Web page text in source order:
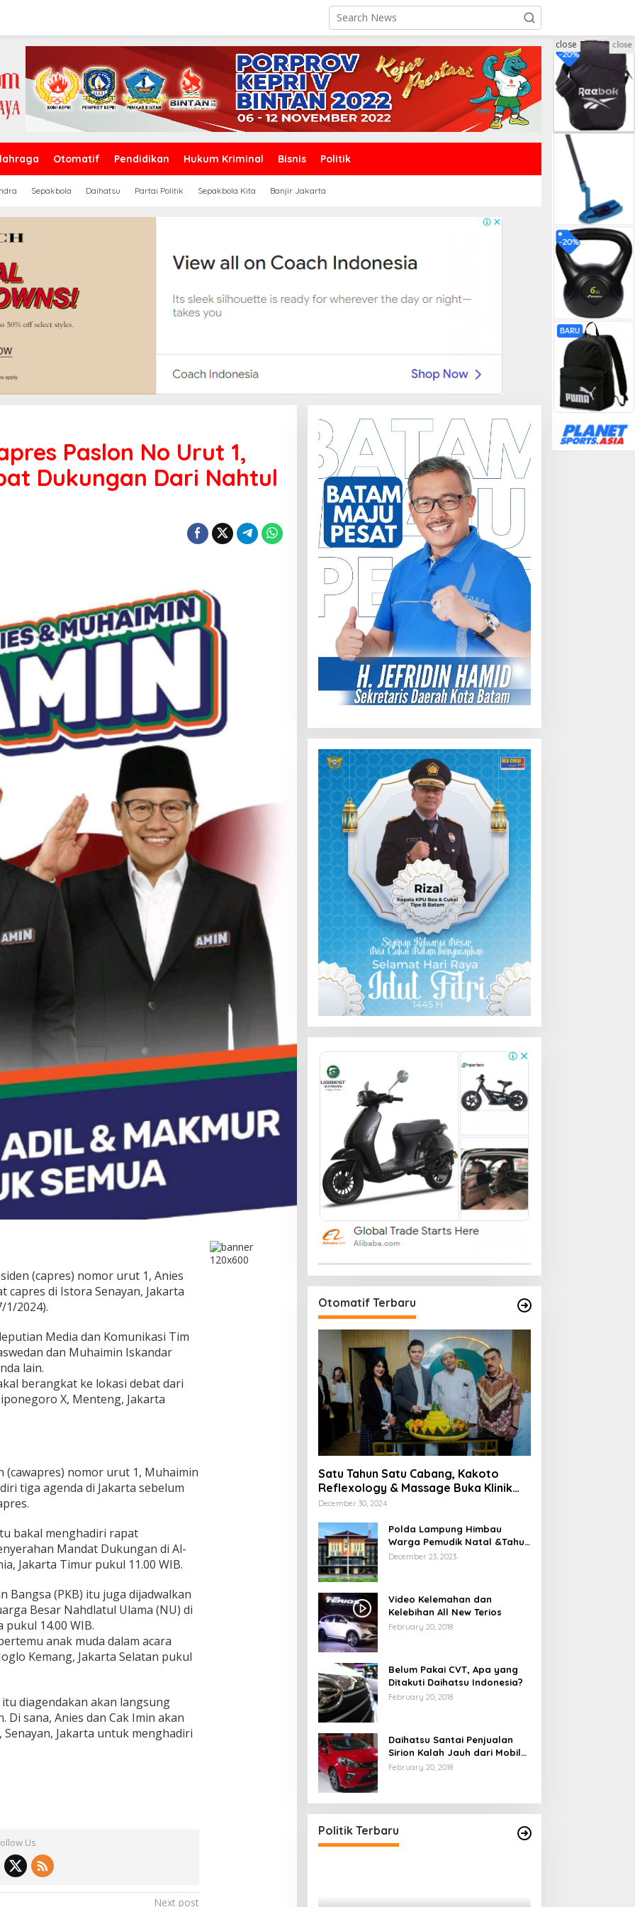
Otomatif Pendidikan Hukum Kriminal Bisnis Politik
Sepakbola Daihatsu Partai Politik Sepakbola Kita Banjir Jakarta
close
Paslon No Urut 1,
Dukungan Dari Nahtul
(capres) nomor urut 1, Anies
capres di Istora Senayan, Jakarta
1/2024).
Media dan Komunikasi Tim
dan Muhaimin Iskandar
lain.
berangkat ke lokasi debat dari
X, Menteng, Jakarta
(cawapres) nomor urut 1, Muhaimin
tiga agenda di Jakarta sebelum
bakal menghadiri rapat
Mandat Dukungan di Al-
Jakarta Timur pukul 11.00 WIB.
Bangsa (PKB) itu juga dijadwalkan
Besar Nahdlatul Ulama (NU) di
pukul 14.00 WIB.
anak muda dalam acara
Kemang, Jakarta Selatan pukul
itu diagendakan akan langsung
Di sana, Anies dan Cak Imin akan
Jakarta untuk menghadiri
Us
Next post
Otomatif Terbaru
Satu Tahun Satu Cabang, Kakoto
Reflexology & Massage Buka Klinik
Baru di Tangerang
December 30, 2024
Polda Lampung Himbau
Warga Pemudik Natal &Tahun
Barun Berhati-Hati Dijalan
December 23, 2023
Video Kelemahan dan
Kelebihan All New Terios
February 20, 2018
Belum Pakai CVT, Apa yang
Ditakuti Daihatsu Indonesia?
February 20, 2018
Daihatsu Santai Penjualan
Sirion Kalah Jauh dari Mobil
LCGC
February 20, 2018
Politik Terbaru